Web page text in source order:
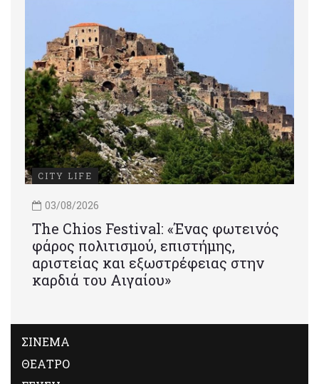
CITY LIFE
03/08/2026
Τhe Chios Festival: «Ένας φωτεινός
φάρος πολιτισμού, επιστήμης,
αριστείας και εξωστρέφειας στην
καρδιά του Αιγαίου»
ΣΙΝΕΜΑ
ΘΕΑΤΡΟ